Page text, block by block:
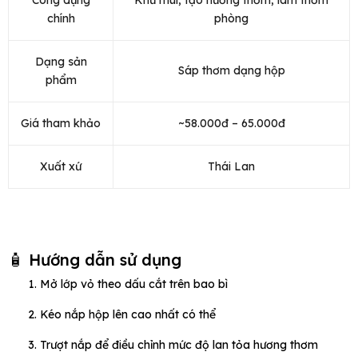
chính
phòng
Dạng sản
phẩm
Sáp thơm dạng hộp
Giá tham khảo ~58.000đ – 65.000đ
Xuất xứ Thái Lan
🧴 Hướng dẫn sử dụng
Mở lớp vỏ theo dấu cắt trên bao bì
Kéo nắp hộp lên cao nhất có thể
Trượt nắp để điều chỉnh mức độ lan tỏa hương thơm